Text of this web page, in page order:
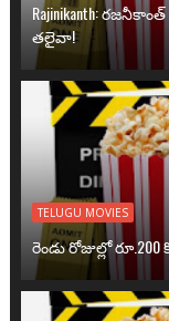
Rajinikanth:
తలైవా!
TELUGU MOVIES
రెండు రోజుల్లో